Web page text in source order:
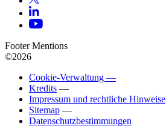
Footer Mentions
©2026
Cookie-Verwaltung —
Kredits —
Impressum und rechtliche Hinweise
Sitemap —
Datenschutzbestimmungen